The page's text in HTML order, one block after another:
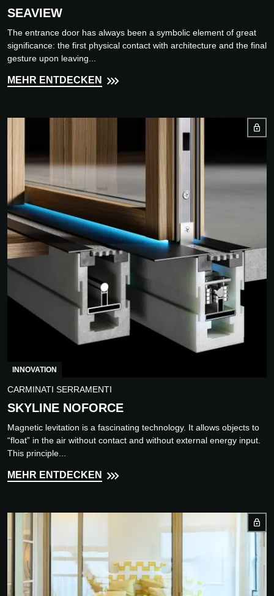
SEAVIEW
The entrance door has always been a symbolic element of great
significance: the first physical contact with architecture and the final
gesture upon leaving...
MEHR ENTDECKEN
INNOVATION
CARMINATI SERRAMENTI
SKYLINE NOFORCE
Magnetic levitation is a fascinating technology. It allows objects to
“float” in the air without contact and without external energy input.
This principle...
MEHR ENTDECKEN